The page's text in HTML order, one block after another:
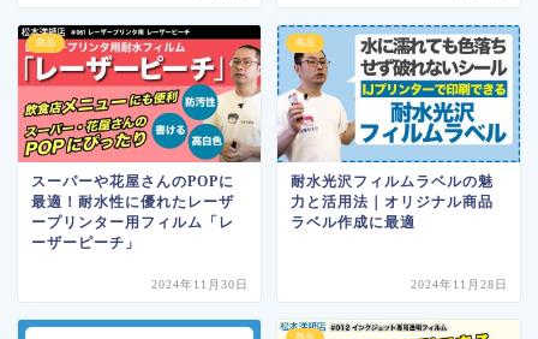
商品
スーパーや花屋さんのPOPに
最適！耐水性に優れたレーザ
ープリンター用フィルム「レ
ーザーピーチ」
2024年11月30日
商品
耐水光沢フィルムラベルの魅
力と活用法｜オリジナル商品
ラベル作成に最適
2024年11月28日